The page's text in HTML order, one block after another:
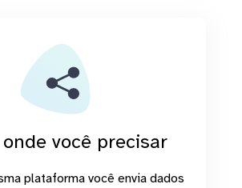
onde você precisar
plataforma você envia dados